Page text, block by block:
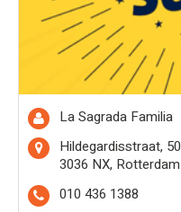
La Sagrada Familia
Hildegardisstraat, 50
3036 NX, Rotterdam
010 436 1388